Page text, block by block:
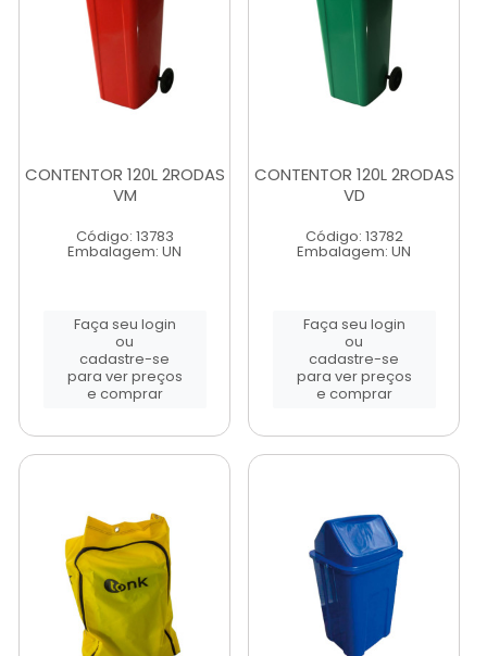
CONTENTOR 120L 2RODAS
VM
Código: 13783
Embalagem: UN
Faça seu login
ou
cadastre-se
para ver preços
e comprar
CONTENTOR 120L 2RODAS
VD
Código: 13782
Embalagem: UN
Faça seu login
ou
cadastre-se
para ver preços
e comprar